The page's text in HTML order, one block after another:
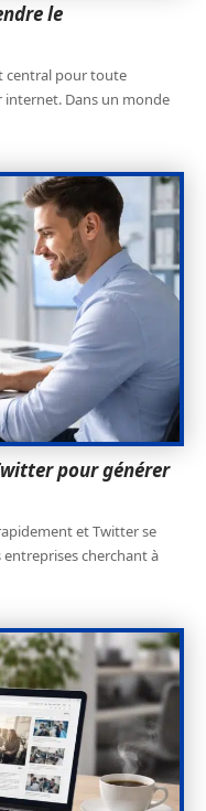
le
central pour toute
internet. Dans un monde
pour générer
et Twitter se
cherchant à